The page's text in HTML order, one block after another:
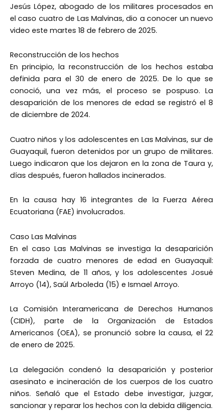
Jesús López, abogado de los militares procesados en
el caso cuatro de Las Malvinas, dio a conocer un nuevo
video este martes 18 de febrero de 2025.
Reconstrucción de los hechos
En principio, la reconstrucción de los hechos estaba
definida para el 30 de enero de 2025. De lo que se
conoció, una vez más, el proceso se pospuso. La
desaparición de los menores de edad se registró el 8
de diciembre de 2024.
Cuatro niños y los adolescentes en Las Malvinas, sur de
Guayaquil, fueron detenidos por un grupo de militares.
Luego indicaron que los dejaron en la zona de Taura y,
días después, fueron hallados incinerados.
En la causa hay 16 integrantes de la Fuerza Aérea
Ecuatoriana (FAE) involucrados.
Caso Las Malvinas
En el caso Las Malvinas se investiga la desaparición
forzada de cuatro menores de edad en Guayaquil:
Steven Medina, de 11 años, y los adolescentes Josué
Arroyo (14), Saúl Arboleda (15) e Ismael Arroyo.
La Comisión Interamericana de Derechos Humanos
(CIDH), parte de la Organización de Estados
Americanos (OEA), se pronunció sobre la causa, el 22
de enero de 2025.
La delegación condenó la desaparición y posterior
asesinato e incineración de los cuerpos de los cuatro
niños. Señaló que el Estado debe investigar, juzgar,
sancionar y reparar los hechos con la debida diligencia.